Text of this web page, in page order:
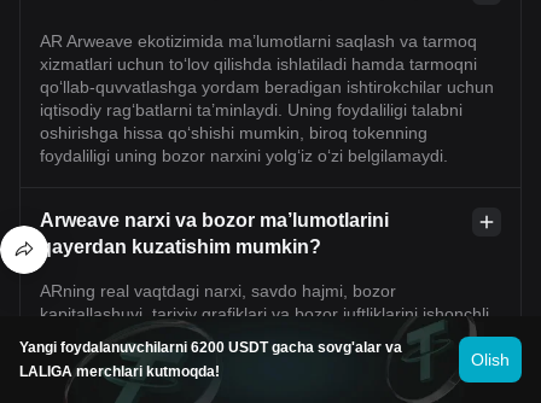
AR Arweave ekotizimida ma’lumotlarni saqlash va tarmoq
xizmatlari uchun to‘lov qilishda ishlatiladi hamda tarmoqni
qo‘llab-quvvatlashga yordam beradigan ishtirokchilar uchun
iqtisodiy rag‘batlarni ta’minlaydi. Uning foydaliligi talabni
oshirishga hissa qo‘shishi mumkin, biroq tokenning
foydaliligi uning bozor narxini yolg‘iz o‘zi belgilamaydi.
Arweave narxi va bozor ma’lumotlarini
qayerdan kuzatishim mumkin?
ARning real vaqtdagi narxi, savdo hajmi, bozor
kapitallashuvi, tarixiy grafiklari va bozor juftliklarini ishonchli
kriptovalyuta ma’lumot platformalari hamda Bitget birjasi
orqali kuzatishingiz mumkin. Ma’lumotlarni bir nechta
manbadan solishtiring va narxlar turli bozorlarda biroz farq
Yangi foydalanuvchilarni 6200 USDT gacha sovg'alar va
LALIGA merchlari kutmoqda!
Olish